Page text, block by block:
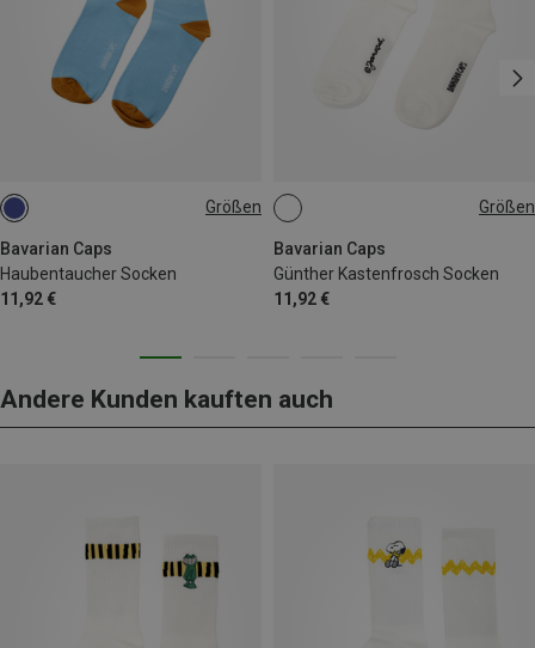
Größen
Bavarian Caps
Haubentaucher Socken
11,92 €
36|37|38|39|40
41|42|43|44|45|46
Größen
Bavarian Caps
Günther Kastenfrosch Socken
11,92 €
36|37|38|39|40
41|42|43|44|45|46
Andere Kunden kauften auch